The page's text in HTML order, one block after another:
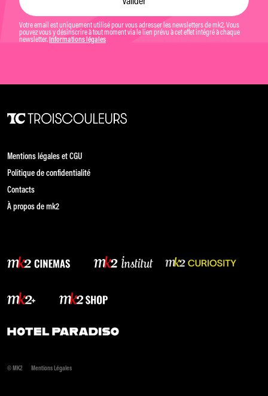
Votre email est uniquement utilisé pour vous adresser les newsletters de mk2. Vous
pouvez vous y désinscrire à tout moment via le lien prévu à cet effet intégré à chaque
newsletter.Informations légales
Mentions légales et CGU
Politique de confidentialité
Contacts
À propos de mk2
© MK2 Mentions Légales